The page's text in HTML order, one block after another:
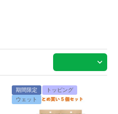
期間限定
トッピング
ウェット